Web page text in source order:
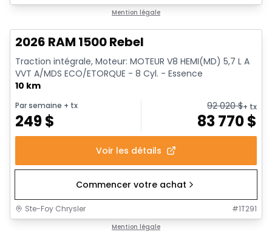
Mention légale
2026 RAM 1500 Rebel
Traction intégrale, Moteur: MOTEUR V8 HEMI(MD) 5,7 L A
VVT A/MDS ECO/ETORQUE - 8 Cyl. - Essence
10 km
Par semaine + tx
249$
92 020$+ tx
83 770$
Voir les détails
Commencer votre achat
Ste-Foy Chrysler #1T291
Mention légale